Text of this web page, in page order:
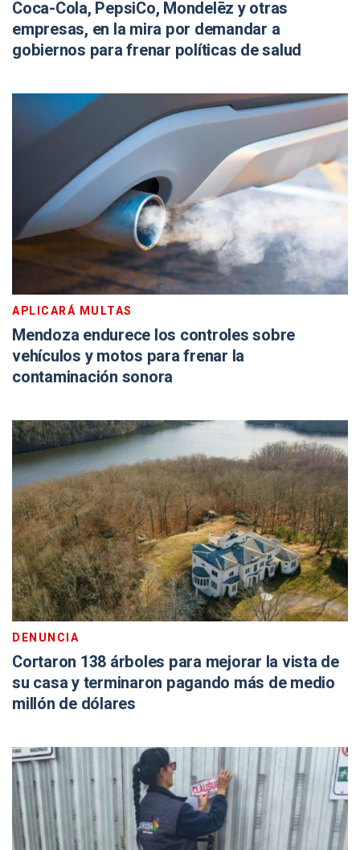
Coca-Cola, PepsiCo, Mondelēz y otras
empresas, en la mira por demandar a
gobiernos para frenar políticas de salud
APLICARÁ MULTAS
Mendoza endurece los controles sobre
vehículos y motos para frenar la
contaminación sonora
DENUNCIA
Cortaron 138 árboles para mejorar la vista de
su casa y terminaron pagando más de medio
millón de dólares